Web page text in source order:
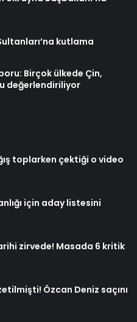
kutlama
Birçok ülkede Çin,
değerlendiriliyor
toplarken çektiği o video
için aday listesini
zirvede! Masada 6 kritik
Özcan Deniz saçını